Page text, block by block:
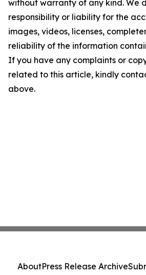
without warranty of any kind. We
responsibility or liability for the
images, videos, licenses,
reliability of the information
If you have any complaints or
related to this article, kindly
above.
AboutPress Release Archive